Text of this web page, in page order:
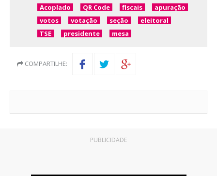
Acoplado
QR Code fiscais
apuração
votos
votação seção
eleitoral
TSE
presidente mesa
COMPARTILHE:
PUBLICIDADE